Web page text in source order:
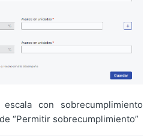
con sobrecumplimiento
“Permitir sobrecumplimiento”